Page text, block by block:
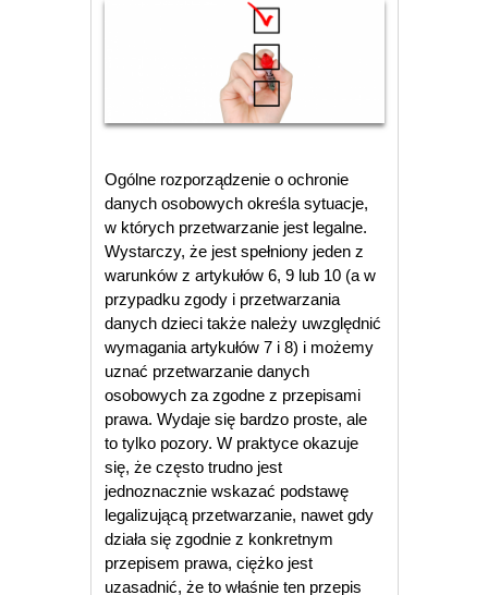
Ogólne rozporządzenie o ochronie
danych osobowych określa sytuacje,
w których przetwarzanie jest legalne.
Wystarczy, że jest spełniony jeden z
warunków z artykułów 6, 9 lub 10 (a w
przypadku zgody i przetwarzania
danych dzieci także należy uwzględnić
wymagania artykułów 7 i 8) i możemy
uznać przetwarzanie danych
osobowych za zgodne z przepisami
prawa. Wydaje się bardzo proste, ale
to tylko pozory. W praktyce okazuje
się, że często trudno jest
jednoznacznie wskazać podstawę
legalizującą przetwarzanie, nawet gdy
działa się zgodnie z konkretnym
przepisem prawa, ciężko jest
uzasadnić, że to właśnie ten przepis